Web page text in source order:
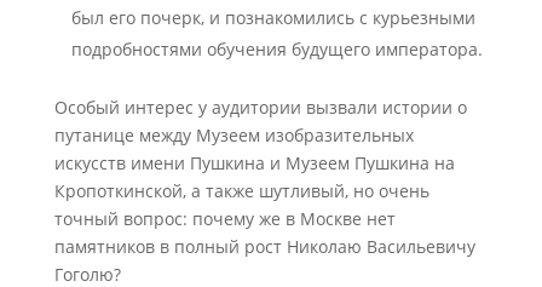
был его почерк, и познакомились с курьезными
подробностями обучения будущего императора.
Особый интерес у аудитории вызвали истории о
путанице между Музеем изобразительных
искусств имени Пушкина и Музеем Пушкина на
Кропоткинской, а также шутливый, но очень
точный вопрос: почему же в Москве нет
памятников в полный рост Николаю Васильевичу
Гоголю?